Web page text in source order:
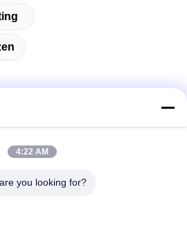
3 de Oost-west Weg van
4:22 AM
you looking for?